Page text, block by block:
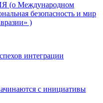
Международном
безопасность и мир
)
интеграции
с инициативы